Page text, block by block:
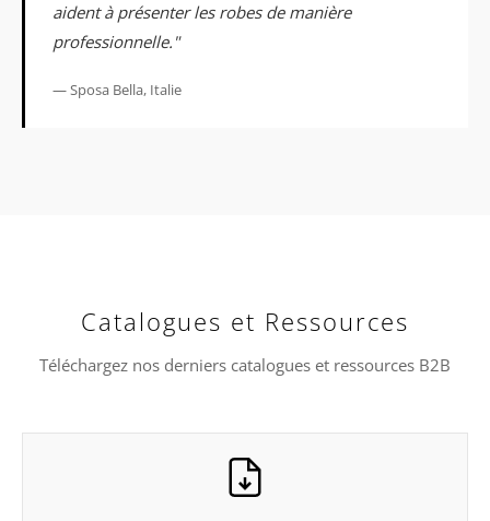
aident à présenter les robes de manière
professionnelle."
— Sposa Bella, Italie
Catalogues et Ressources
Téléchargez nos derniers catalogues et ressources B2B